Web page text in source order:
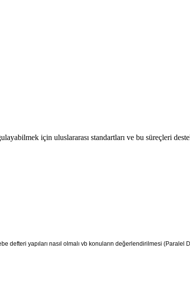
için uluslararası standartları ve bu süreçleri
defteri yapıları nasıl olmalı vb konuların değerlendirilmesi (Paralel